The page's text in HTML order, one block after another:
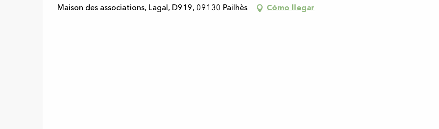
Maison des associations, Lagal, D919, 09130 Pailhès Cómo llegar